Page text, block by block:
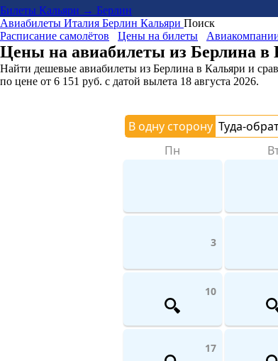
Билеты Кальяри → Берлин
Авиабилеты Италия Берлин Кальяри Поиск
Расписание самолётов
Цены на билеты
Цены на авиабилеты из Берлина в
Найти дешевые авиабилеты из Берлина в Кальяри и
по цене от 6 151 руб. с датой вылета 18 августа 2026.
В одну сторону Туда-
Пн
3
10
17